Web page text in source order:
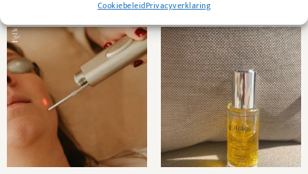
CookiebeleidPrivacyverklaring
@kybeau